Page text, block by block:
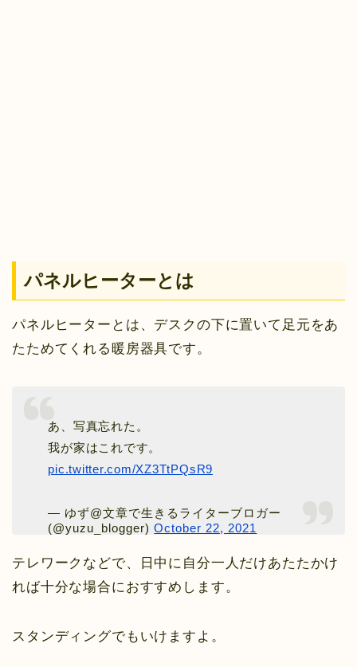
パネルヒーターとは
パネルヒーターとは、デスクの下に置いて足元をあ
たためてくれる暖房器具です。
あ、写真忘れた。
我が家はこれです。
pic.twitter.com/XZ3TtPQsR9
— ゆず@文章で生きるライターブロガー
(@yuzu_blogger)October 22, 2021
テレワークなどで、日中に自分一人だけあたたかけ
れば十分な場合におすすめします。
スタンディングでもいけますよ。